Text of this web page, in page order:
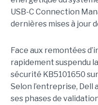
USB-C Connection
dernières mises à jour
Face aux remontées
rapidement suspendu
sécurité KB5101650
Selon l’entreprise, Dell
ses phases de